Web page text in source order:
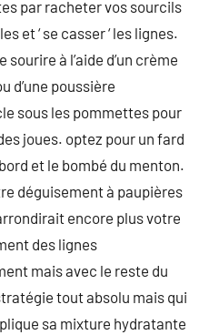
par racheter vos sourcils
et ‘ se casser ‘ les lignes.
sourire à l’aide d’un crème
d’une poussière
sous les pommettes pour
joues. optez pour un fard
et le bombé du menton.
déguisement à paupières
encore plus votre
des lignes
mais avec le reste du
tout absolu mais qui
sa mixture hydratante